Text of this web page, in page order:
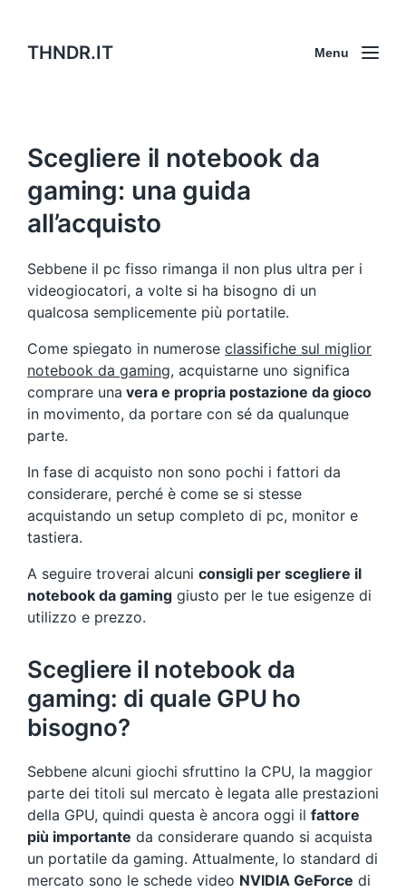
THNDR.IT Menu
Scegliere il notebook da
gaming: una guida
all’acquisto
Sebbene il pc fisso rimanga il non plus ultra per i
videogiocatori, a volte si ha bisogno di un
qualcosa semplicemente più portatile.
Come spiegato in numerose classifiche sul miglior
notebook da gaming, acquistarne uno significa
comprare una vera e propria postazione da gioco
in movimento, da portare con sé da qualunque
parte.
In fase di acquisto non sono pochi i fattori da
considerare, perché è come se si stesse
acquistando un setup completo di pc, monitor e
tastiera.
A seguire troverai alcuni consigli per scegliere il
notebook da gaming giusto per le tue esigenze di
utilizzo e prezzo.
Scegliere il notebook da
gaming: di quale GPU ho
bisogno?
Sebbene alcuni giochi sfruttino la CPU, la maggior
parte dei titoli sul mercato è legata alle prestazioni
della GPU, quindi questa è ancora oggi il fattore
più importante da considerare quando si acquista
un portatile da gaming. Attualmente, lo standard di
mercato sono le schede video NVIDIA GeForce di